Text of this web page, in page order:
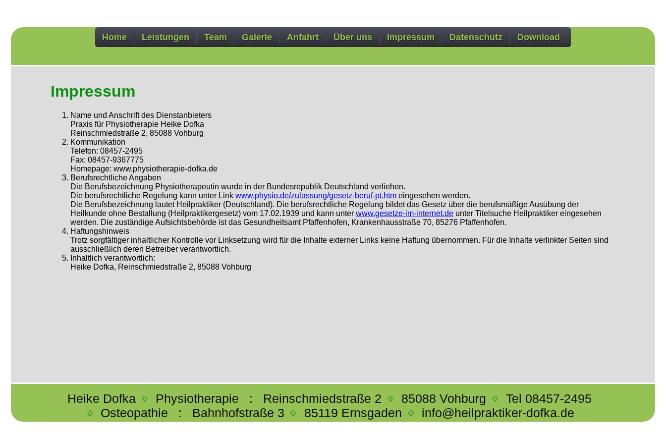
Home
Leistungen
Team
Galerie
Anfahrt Über uns Impressum Datenschutz Download
Impressum
Name und Anschrift des Dienstanbieters
Praxis für Physiotherapie Heike Dofka
Reinschmiedstraße 2, 85088 Vohburg
Kommunikation
Telefon: 08457-2495
Fax: 08457-9367775
Homepage: www.physiotherapie-dofka.de
Berufsrechtliche Angaben
Die Berufsbezeichnung Physiotherapeutin wurde in der Bundesrepublik Deutschland verliehen.
Die berufsrechtliche Regelung kann unter Link www.physio.de/zulassung/gesetz-beruf-pt.htm eingesehen werden.
Die Berufsbezeichnung lautet Heilpraktiker (Deutschland). Die berufsrechtliche Regelung bildet das Gesetz über die berufsmäßige Ausübung der
Heilkunde ohne Bestallung (Heilpraktikergesetz) vom 17.02.1939 und kann unter www.gesetze-im-internet.de unter Titelsuche Heilpraktiker eingesehen
werden. Die zuständige Aufsichtsbehörde ist das Gesundheitsamt Pfaffenhofen, Krankenhausstraße 70, 85276 Pfaffenhofen.
Haftungshinweis
Trotz sorgfältiger inhaltlicher Kontrolle vor Linksetzung wird für die Inhalte externer Links keine Haftung übernommen. Für die Inhalte verlinkter Seiten sind
ausschließlich deren Betreiber verantwortlich.
Inhaltlich verantwortlich:
Heike Dofka, Reinschmiedstraße 2, 85088 Vohburg
Heike Dofka Physiotherapie : Reinschmiedstraße 2 85088 Vohburg
Tel 08457-2495
Osteopathie
: Bahnhofstraße 3 85119 Ernsgaden info@heilpraktiker-dofka.de